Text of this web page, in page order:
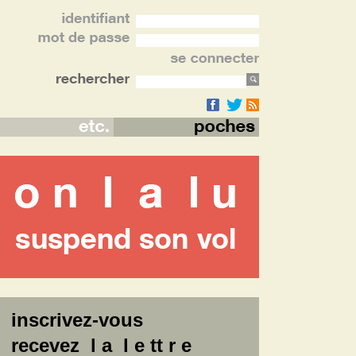
inscrivez-vous
recevez l a l e tt r e